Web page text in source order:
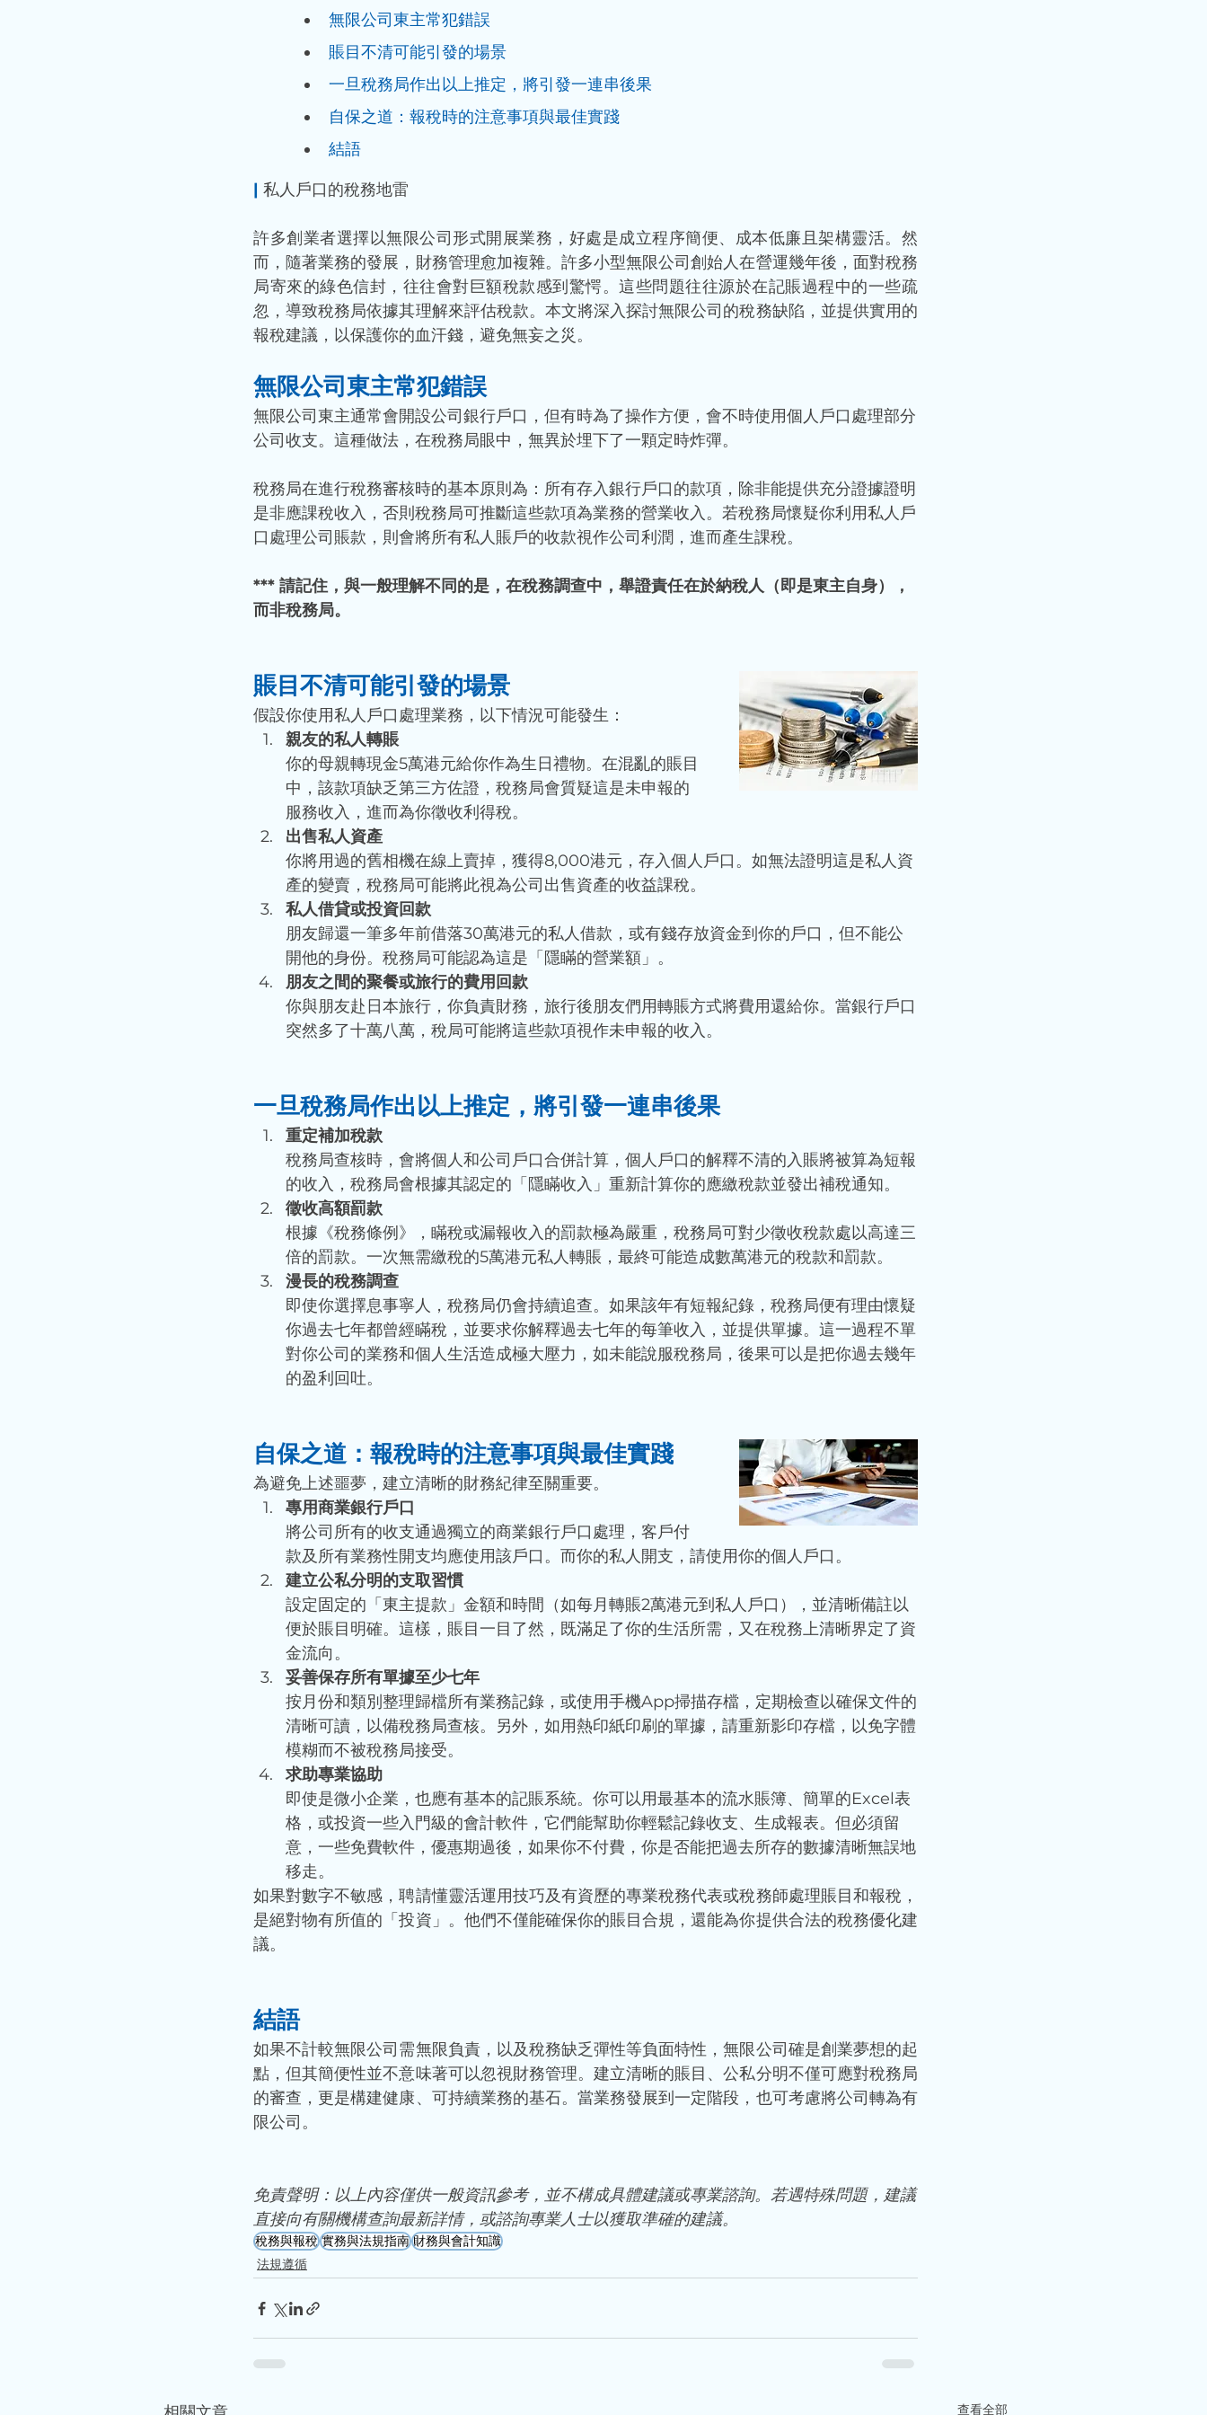
無限公司東主常犯錯誤
賬目不清可能引發的場景
一旦稅務局作出以上推定，將引發一連串後果
自保之道：報稅時的注意事項與最佳實踐
結語
| 私人戶口的稅務地雷
許多創業者選擇以無限公司形式開展業務，好處是成立程序簡便、成本低廉且架構靈活。然
而，隨著業務的發展，財務管理愈加複雜。許多小型無限公司創始人在營運幾年後，面對稅務
局寄來的綠色信封，往往會對巨額稅款感到驚愕。這些問題往往源於在記賬過程中的一些疏
忽，導致稅務局依據其理解來評估稅款。本文將深入探討無限公司的稅務缺陷，並提供實用的
報稅建議，以保護你的血汗錢，避免無妄之災。
無限公司東主常犯錯誤
無限公司東主通常會開設公司銀行戶口，但有時為了操作方便，會不時使用個人戶口處理部分
公司收支。這種做法，在稅務局眼中，無異於埋下了一顆定時炸彈。
稅務局在進行稅務審核時的基本原則為：所有存入銀行戶口的款項，除非能提供充分證據證明
是非應課稅收入，否則稅務局可推斷這些款項為業務的營業收入。若稅務局懷疑你利用私人戶
口處理公司賬款，則會將所有私人賬戶的收款視作公司利潤，進而產生課稅。
*** 請記住，與一般理解不同的是，在稅務調查中，舉證責任在於納稅人（即是東主自身），
而非稅務局。
賬目不清可能引發的場景
假設你使用私人戶口處理業務，以下情況可能發生：
親友的私人轉賬
你的母親轉現金5萬港元給你作為生日禮物。在混亂的賬目
中，該款項缺乏第三方佐證，稅務局會質疑這是未申報的
服務收入，進而為你徵收利得稅。
出售私人資產
你將用過的舊相機在線上賣掉，獲得8,000港元，存入個人戶口。如無法證明這是私人資
產的變賣，稅務局可能將此視為公司出售資產的收益課稅。
私人借貸或投資回款
朋友歸還一筆多年前借落30萬港元的私人借款，或有錢存放資金到你的戶口，但不能公
開他的身份。稅務局可能認為這是「隱瞞的營業額」。
朋友之間的聚餐或旅行的費用回款
你與朋友赴日本旅行，你負責財務，旅行後朋友們用轉賬方式將費用還給你。當銀行戶口
突然多了十萬八萬，稅局可能將這些款項視作未申報的收入。
一旦稅務局作出以上推定，將引發一連串後果
重定補加稅款
稅務局查核時，會將個人和公司戶口合併計算，個人戶口的解釋不清的入賬將被算為短報
的收入，稅務局會根據其認定的「隱瞞收入」重新計算你的應繳稅款並發出補稅通知。
徵收高額罰款
根據《稅務條例》，瞞稅或漏報收入的罰款極為嚴重，稅務局可對少徵收稅款處以高達三
倍的罰款。一次無需繳稅的5萬港元私人轉賬，最終可能造成數萬港元的稅款和罰款。
漫長的稅務調查
即使你選擇息事寧人，稅務局仍會持續追查。如果該年有短報紀錄，稅務局便有理由懷疑
你過去七年都曾經瞞稅，並要求你解釋過去七年的每筆收入，並提供單據。這一過程不單
對你公司的業務和個人生活造成極大壓力，如未能說服稅務局，後果可以是把你過去幾年
的盈利回吐。
自保之道：報稅時的注意事項與最佳實踐
為避免上述噩夢，建立清晰的財務紀律至關重要。
專用商業銀行戶口
將公司所有的收支通過獨立的商業銀行戶口處理，客戶付
款及所有業務性開支均應使用該戶口。而你的私人開支，請使用你的個人戶口。
建立公私分明的支取習慣
設定固定的「東主提款」金額和時間（如每月轉賬2萬港元到私人戶口），並清晰備註以
便於賬目明確。這樣，賬目一目了然，既滿足了你的生活所需，又在稅務上清晰界定了資
金流向。
妥善保存所有單據至少七年
按月份和類別整理歸檔所有業務記錄，或使用手機App掃描存檔，定期檢查以確保文件的
清晰可讀，以備稅務局查核。另外，如用熱印紙印刷的單據，請重新影印存檔，以免字體
模糊而不被稅務局接受。
求助專業協助
即使是微小企業，也應有基本的記賬系統。你可以用最基本的流水賬簿、簡單的Excel表
格，或投資一些入門級的會計軟件，它們能幫助你輕鬆記錄收支、生成報表。但必須留
意，一些免費軟件，優惠期過後，如果你不付費，你是否能把過去所存的數據清晰無誤地
移走。
如果對數字不敏感，聘請懂靈活運用技巧及有資歷的專業稅務代表或稅務師處理賬目和報稅，
是絕對物有所值的「投資」。他們不僅能確保你的賬目合規，還能為你提供合法的稅務優化建
議。
結語
如果不計較無限公司需無限負責，以及稅務缺乏彈性等負面特性，無限公司確是創業夢想的起
點，但其簡便性並不意味著可以忽視財務管理。建立清晰的賬目、公私分明不僅可應對稅務局
的審查，更是構建健康、可持續業務的基石。當業務發展到一定階段，也可考慮將公司轉為有
限公司。
免責聲明：以上內容僅供一般資訊參考，並不構成具體建議或專業諮詢。若遇特殊問題，建議
直接向有關機構查詢最新詳情，或諮詢專業人士以獲取準確的建議。
稅務與報稅 實務與法規指南 財務與會計知識
法規遵循
查看全部